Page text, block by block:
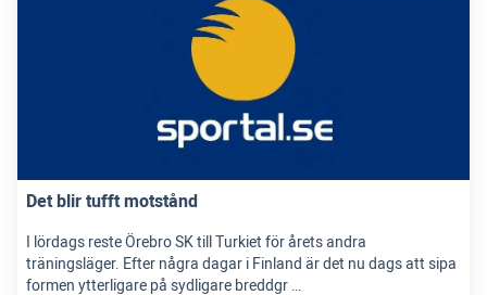
Det blir tufft motstånd
I lördags reste Örebro SK till Turkiet för årets andra
träningsläger. Efter några dagar i Finland är det nu dags att sipa
formen ytterligare på sydligare breddgr …